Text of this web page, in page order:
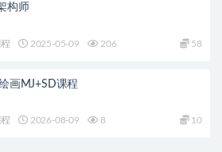
构师
2025-05-09 206 58
画MJ+SD课程
2026-08-09 8 10